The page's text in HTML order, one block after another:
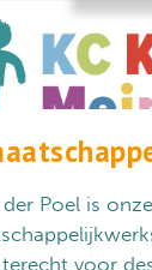
Poel is onze
voor